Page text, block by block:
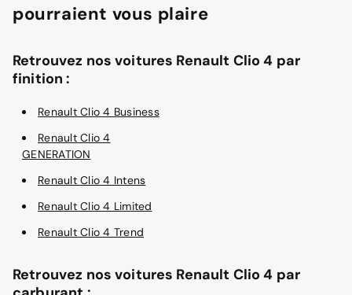
pourraient vous plaire
Retrouvez nos voitures Renault Clio 4 par
finition :
Renault Clio 4 Business
Renault Clio 4
GENERATION
Renault Clio 4 Intens
Renault Clio 4 Limited
Renault Clio 4 Trend
Retrouvez nos voitures Renault Clio 4 par